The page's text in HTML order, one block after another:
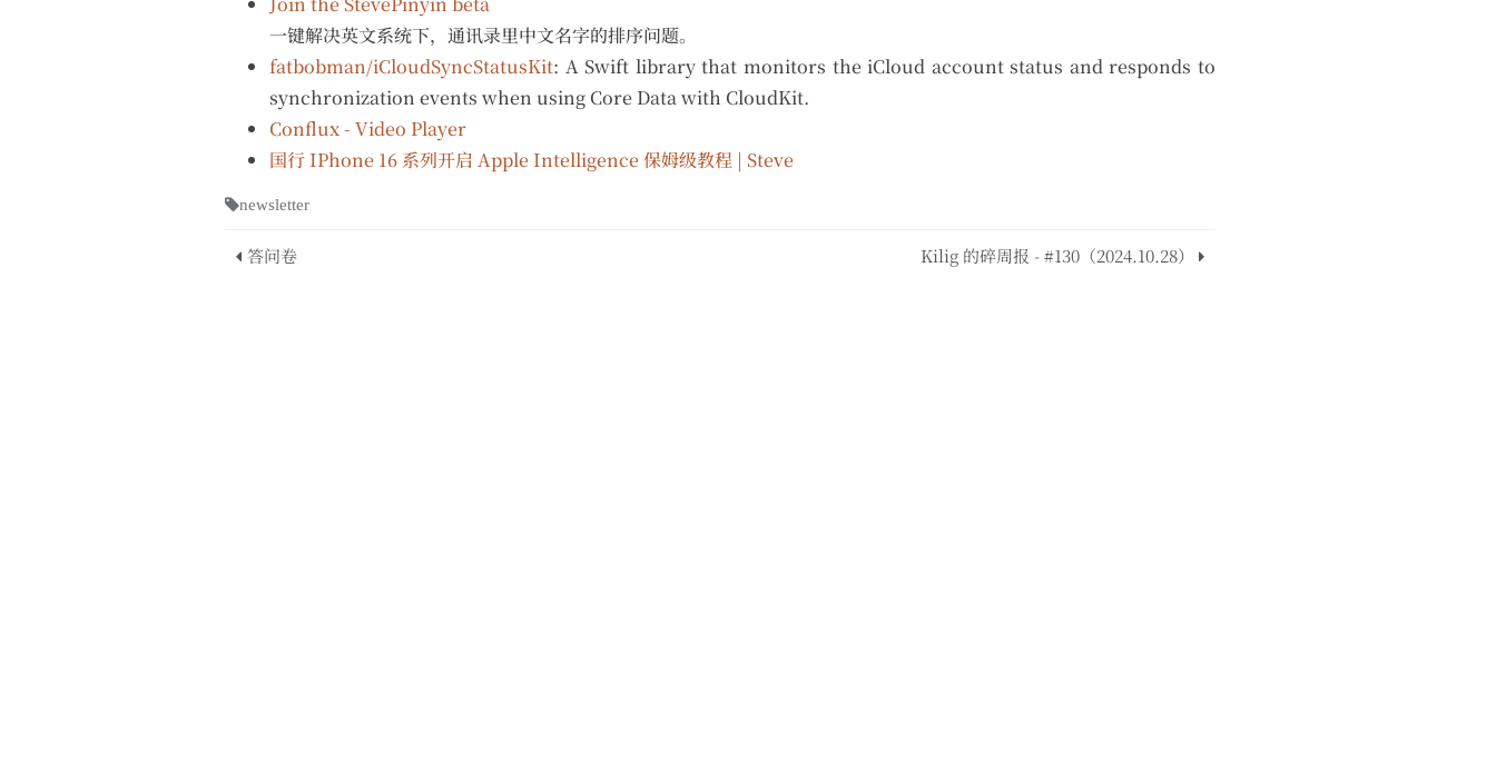
一键解决英文系统下，通讯录里中文名字的排序问题。
fatbobman/iCloudSyncStatusKit: A Swift library that monitors the iCloud account status and responds to
synchronization events when using Core Data with CloudKit.
‎Conflux - Video Player
国行 IPhone 16 系列开启 Apple Intelligence 保姆级教程 | Steve
newsletter
答问卷 Kilig 的碎周报 - #130（2024.10.28）